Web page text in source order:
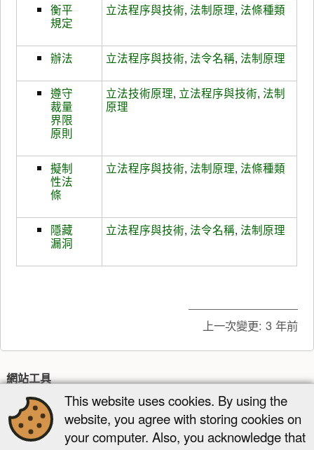
衡平
規定
立法程序與技術,法制原理,法條種類
辦法 立法程序與技術,法令名稱,法制原理
遵守
裁量
界限
原則
立法技術原理, 立法程序與技術,法制
原理
擬制
性法
條
立法程序與技術,法制原理,法條種類
隱藏
漏洞
立法程序與技術,法令名稱,法制原理
上一次變更: 3 年前
網站工具
最近更新 多媒體管理器 網站地圖
頁面工具
This website uses cookies. By using the
website, you agree with storing cookies on
your computer. Also, you acknowledge that